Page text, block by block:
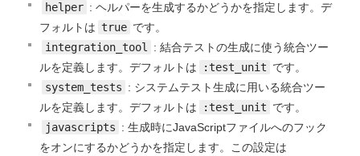
helper : ヘルパーを生成するかどうかを指定します。デ
フォルトは true です。
integration_tool : 結合テストの生成に使う統合ツー
ルを定義します。デフォルトは
:test_unit です。
system_tests : システムテスト生成に用いる統合ツー
ルを定義します。デフォルトは
:test_unit です。
javascripts : 生成時にJavaScriptファイルへのフック
をオンにするかどうかを指定します。この設定は